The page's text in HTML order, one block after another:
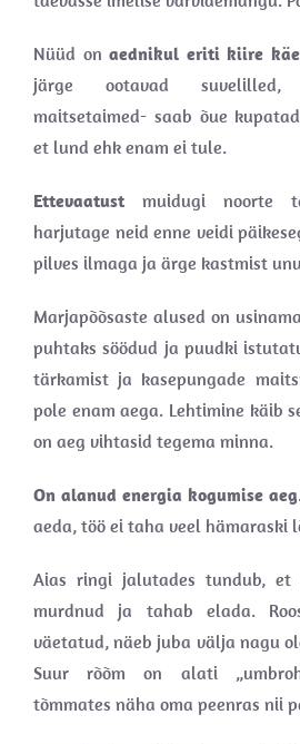
Nüüd onaednikul eriti kiire
järge ootavad suvelilled,
maitsetaimed- saab õue
et lund ehk enam ei tule.
Ettevaatustmuidugi noorte
harjutage neid enne veidi
pilves ilmaga ja ärge kastmist
Marjapõõsaste alused on
puhtaks söödud ja puudki
tärkamist ja kasepungade
pole enam aega. Lehtimine käib
on aeg vihtasid tegema minna.
On alanud energia kogumise aeg
aeda, töö ei taha veel hämaraski
Aias ringi jalutades tundub,
murdnud ja tahab elada.
väetatud, näeb juba välja nagu
Suur rõõm on alati
tõmmates näha oma peenras nii